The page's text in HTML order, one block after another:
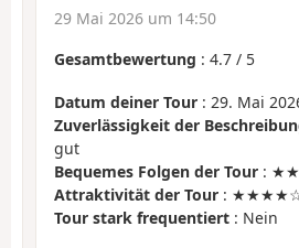
29 Mai 2026 um 14:50
Gesamtbewertung : 4.7 / 5
Datum deiner Tour : 29. Mai
Zuverlässigkeit der
gut
Bequemes Folgen der Tour :
Attraktivität der Tour : ★★★★☆
Tour stark frequentiert : Nein